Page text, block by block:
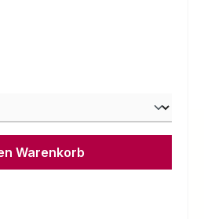
ein oder benutze die Schaltflächen
Warenkorb